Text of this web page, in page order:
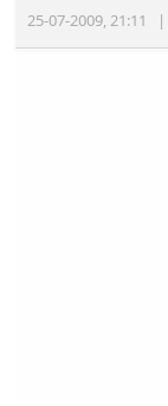
25-07-2009,21:11